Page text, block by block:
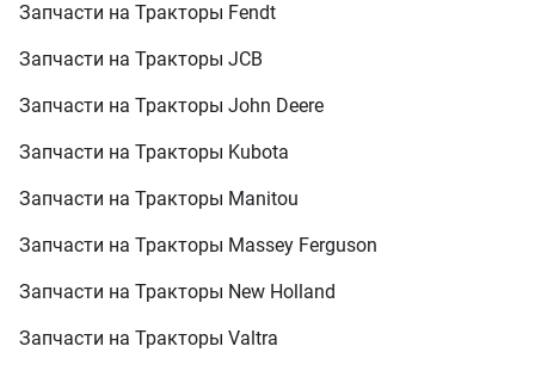
Запчасти на Тракторы Fendt
Запчасти на Тракторы JCB
Запчасти на Тракторы John Deere
Запчасти на Тракторы Kubota
Запчасти на Тракторы Manitou
Запчасти на Тракторы Massey Ferguson
Запчасти на Тракторы New Holland
Запчасти на Тракторы Valtra